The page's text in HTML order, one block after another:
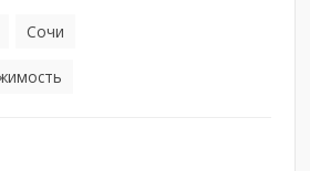
Сочи